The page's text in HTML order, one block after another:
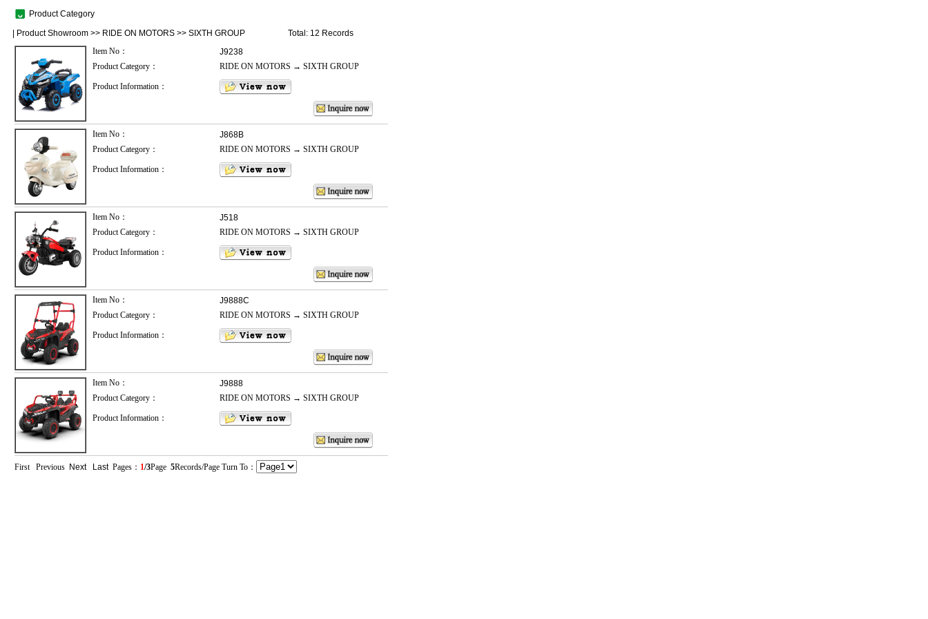
Product Category
Product Showroom >> RIDE ON MOTORS >> SIXTH GROUP
Total: 12 Records
Item No：
J9238
Product Category：
RIDE ON MOTORS → SIXTH GROUP
Product Information：
Item No：
J868B
Product Category：
RIDE ON MOTORS → SIXTH GROUP
Product Information：
Item No：
J518
Product Category：
RIDE ON MOTORS → SIXTH GROUP
Product Information：
Item No：
J9888C
Product Category：
RIDE ON MOTORS → SIXTH GROUP
Product Information：
Item No：
J9888
Product Category：
RIDE ON MOTORS → SIXTH GROUP
Product Information：
First Previous Next LastPages： 1/3Page 5Records/Page Turn To：